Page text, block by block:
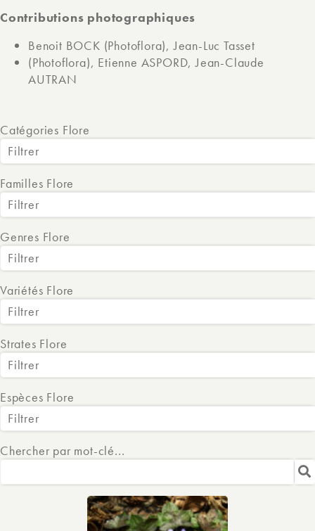
Contributions photographiques
Benoit BOCK (Photoflora), Jean-Luc Tasset
(Photoflora), Etienne ASPORD, Jean-Claude
AUTRAN
Catégories Flore
Filtrer
Familles Flore
Filtrer
Genres Flore
Filtrer
Variétés Flore
Filtrer
Strates Flore
Filtrer
Espèces Flore
Filtrer
Chercher par mot-clé...